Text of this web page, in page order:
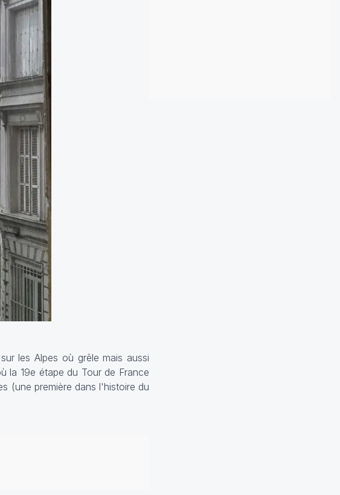
les Alpes où grêle mais aussi
la 19e étape du Tour de France
(une première dans l'histoire du